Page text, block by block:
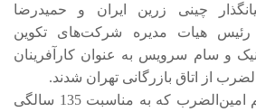
چینی زرین ایران و حمیدرضا
و رئیس هیات مدیره شرکت‌های تکوین
و سام سرویس به عنوان کارآفرینان
از اتاق بازرگانی تهران شدند.
در سومین دوره مراسم امین‌الضرب که به مناسبت 135 سالگی